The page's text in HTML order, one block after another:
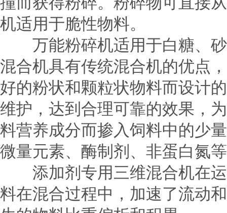
机适用于脆性物料。
万能粉碎机适用于白糖、
混合机具有传统混合机的优点
好的粉状和颗粒状物料而设
维护，达到合理可靠的效果
料营养成分而掺入饲料中的少
微量元素、酶制剂、非蛋白氮
添加剂专用三维混合机在运
料在混合过程中，加速了流动